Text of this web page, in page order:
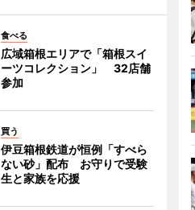
食べる
広域箱根エリアで「箱根スイ
ーツコレクション」 32店舗
参加
買う
伊豆箱根鉄道が恒例「すべら
ない砂」配布 お守りで受験
生と家族を応援